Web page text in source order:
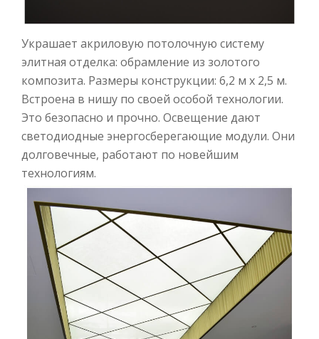
Украшает акриловую потолочную систему
элитная отделка: обрамление из золотого
композита. Размеры конструкции: 6,2 м х 2,5 м.
Встроена в нишу по своей особой технологии.
Это безопасно и прочно. Освещение дают
светодиодные энергосберегающие модули. Они
долговечные, работают по новейшим
технологиям.